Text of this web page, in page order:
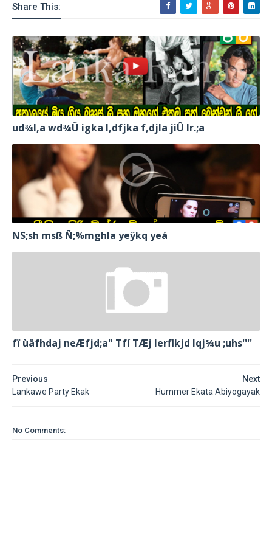
Share This:
ud¾I,a wd¾Ü igka l,dfjka f,djla jiÛ lr.;a
NS;sh msß Ñ;%mghla yeÿkq yeá
fï ùäfhdaj neÆfjd;a" Tfí TÆj lerflkjd Iqj¾u ;uhs''''
Next
Hummer Ekata Abiyogayak
Previous
Lankawe Party Ekak
No Comments: